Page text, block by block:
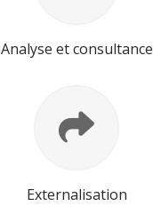
Analyse et consultance
Externalisation